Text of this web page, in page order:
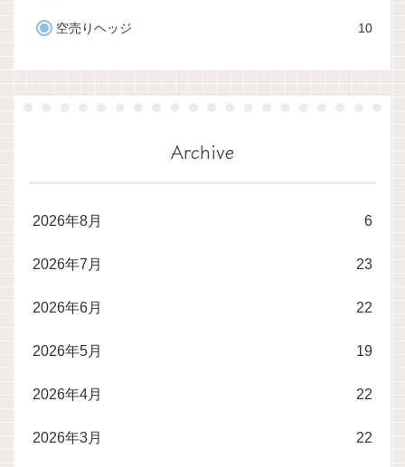
空売りヘッジ 10
Archive
2026年8月 6
2026年7月 23
2026年6月 22
2026年5月 19
2026年4月 22
2026年3月 22